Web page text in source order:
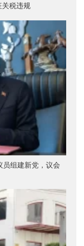
关税违规
员组建新党，议会